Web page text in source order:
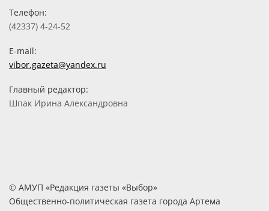
Телефон:
(42337) 4-24-52
E-mail:
vibor.gazeta@yandex.ru
Главный редактор:
Шпак Ирина Александровна
© АМУП «Редакция газеты «Выбор»
Общественно-политическая газета города Артема